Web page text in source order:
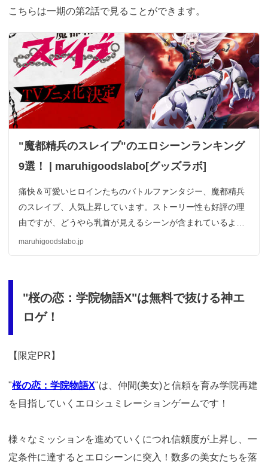
こちらは一期の第2話で見ることができます。
"魔都精兵のスレイブ"のエロシーンランキング
9選！ | maruhigoodslabo[グッズラボ]
痛快＆可愛いヒロインたちのバトルファンタジー、魔都精兵
のスレイブ、人気上昇しています。ストーリー性も好評の理
由ですが、どうやら乳首が見えるシーンが含まれているよう
なんです。魔都精兵のスレイブのその乳首が見えるエロシー
ンについて詳しく解説していきますね。
maruhigoodslabo.jp
"桜の恋：学院物語X"は無料で抜ける神エ
ロゲ！
【限定PR】
"桜の恋：学院物語X"は、仲間(美女)と信頼を育み学院再建
を目指していくエロシュミレーションゲームです！
様々なミッションを進めていくにつれ信頼度が上昇し、一
定条件に達するとエロシーンに突入！数多の美女たちを落